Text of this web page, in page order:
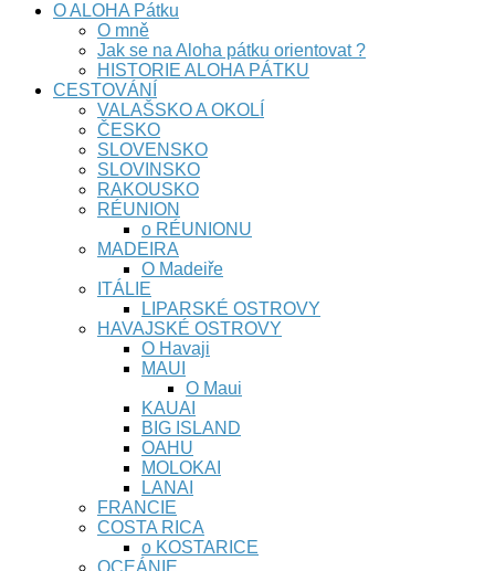
O ALOHA Pátku
O mně
Jak se na Aloha pátku orientovat ?
HISTORIE ALOHA PÁTKU
CESTOVÁNÍ
VALAŠSKO A OKOLÍ
ČESKO
SLOVENSKO
SLOVINSKO
RAKOUSKO
RÉUNION
o RÉUNIONU
MADEIRA
O Madeiře
ITÁLIE
LIPARSKÉ OSTROVY
HAVAJSKÉ OSTROVY
O Havaji
MAUI
O Maui
KAUAI
BIG ISLAND
OAHU
MOLOKAI
LANAI
FRANCIE
COSTA RICA
o KOSTARICE
OCEÁNIE